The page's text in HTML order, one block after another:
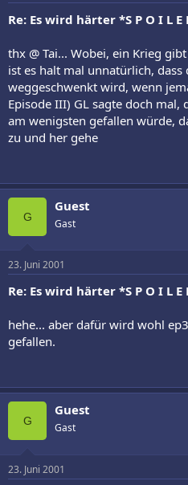
Re: Es wird härter *S P O I L E
thx @ Tai... Wobei, ein Krieg
ist es halt mal unnatürlich,
weggeschwenkt wird, wenn
Episode III) GL sagte doch mal,
am wenigsten gefallen würde,
zu und her gehe
G
Guest
Gast
23. Juni 2001
Re: Es wird härter *S P O I L E
hehe... aber dafür wird wohl
gefallen.
G
Guest
Gast
23. Juni 2001